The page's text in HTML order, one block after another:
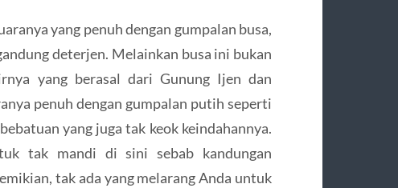
yang penuh dengan gumpalan busa,
deterjen. Melainkan busa ini bukan
yang berasal dari Gunung Ijen dan
penuh dengan gumpalan putih seperti
yang juga tak keok keindahannya.
tak mandi di sini sebab kandungan
tak ada yang melarang Anda untuk